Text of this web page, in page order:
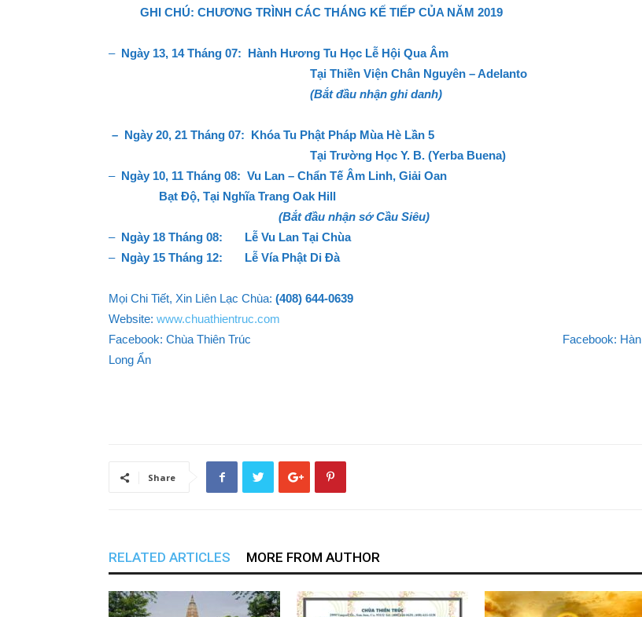
GHI CHÚ: CHƯƠNG TRÌNH CÁC THÁNG KẾ TIẾP CỦA NĂM 2019
– Ngày 13, 14 Tháng 07: Hành Hương Tu Học Lễ Hội Qua Âm
Tại Thiền Viện Chân Nguyên – Adelanto
(Bắt đầu nhận ghi danh)
– Ngày 20, 21 Tháng 07: Khóa Tu Phật Pháp Mùa Hè Lần 5
Tại Trường Học Y. B. (Yerba Buena)
–Ngày 10, 11 Tháng 08: Vu Lan – Chẩn Tế Âm Linh, Giải Oan
Bạt Độ, Tại Nghĩa Trang Oak Hill
(Bắt đầu nhận sớ Cầu Siêu)
–Ngày 18 Tháng 08:
Lễ Vu Lan Tại Chùa
– Ngày 15 Tháng 12: Lễ Vía Phật Di Đà
Mọi Chi Tiết, Xin Liên Lạc Chùa: (408) 644-0639
Website: www.chuathientruc.com
Facebook: Chùa Thiên Trúc Facebook: Hàn
Long Ẩn
Share
RELATED ARTICLES MORE FROM AUTHOR